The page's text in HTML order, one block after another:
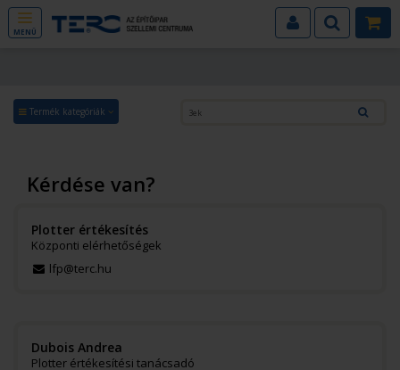
MENÜ
Termék kategóriák
Kérdése van?
Plotter értékesítés
Központi elérhetőségek
lfp@terc.hu
Dubois Andrea
Plotter értékesítési tanácsadó